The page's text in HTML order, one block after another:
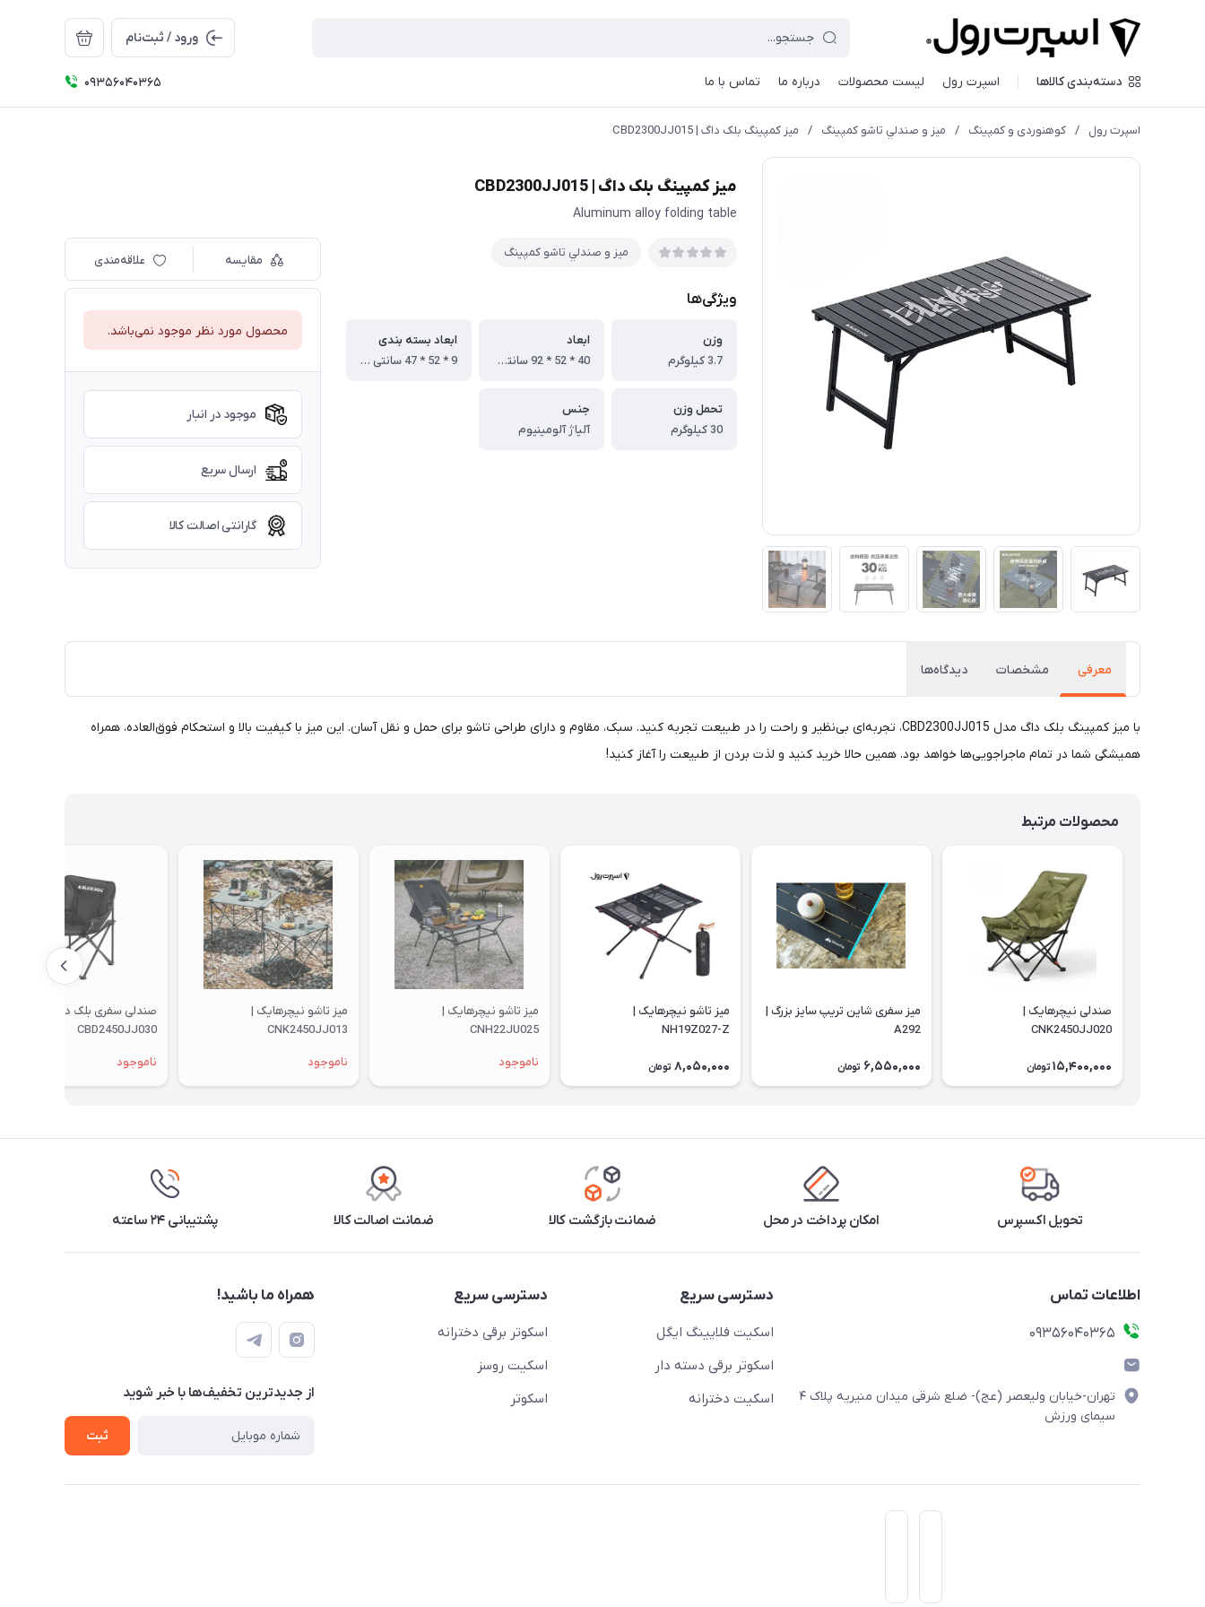
ورود / ثبت‌نام
دسته‌بندی کالاها اسپرت رول لیست محصولات درباره ما تماس با ما 09356040365
اسپرت رول / کوهنوردی و کمپینگ / ميز و صندلي تاشو كمپينگ / میز کمپینگ بلک داگ | CBD2300JJ015
میز کمپینگ بلک داگ | CBD2300JJ015
Aluminum alloy folding table
ميز و صندلي تاشو كمپينگ
ویژگی‌ها
وزن
3.7 کیلوگرم
ابعاد
40 * 52 * 92 سانتی متر
ابعاد بسته بندی
9 * 52 * 47 سانتی متر
تحمل وزن
30 کیلوگرم
جنس
آلیاژ آلومینیوم
مقایسه علاقه‌مندی
محصول مورد نظر موجود نمی‌باشد.
موجود در انبار
ارسال سریع
گارانتی اصالت کالا
معرفی مشخصات دیدگاه‌ها
با میز کمپینگ بلک داگ مدل CBD2300JJ015، تجربه‌ای بی‌نظیر و راحت را در طبیعت تجربه کنید. سبک، مقاوم و دارای طراحی تاشو برای حمل و نقل آسان. این میز با کیفیت بالا و استحکام فوق‌العاده، همراه
همیشگی شما در تمام ماجراجویی‌ها خواهد بود. همین حالا خرید کنید و لذت بردن از طبیعت را آغاز کنید!
محصولات مرتبط
صندلی نیچرهایک |
CNK2450JJ020
15,400,000 تومان
میز سفری شاین تریپ سایز بزرگ |
A292
6,550,000 تومان
میز تاشو نیچرهایک |
NH19Z027-Z
8,050,000 تومان
میز تاشو نیچرهایک |
CNH22JU025
ناموجود
میز تاشو نیچرهایک |
CNK2450JJ013
ناموجود
صندلی سفری بلک داگ |
CBD2450JJ030
ناموجود
تحویل اکسپرس امکان پرداخت در محل ضمانت بازگشت کالا ضمانت اصالت کالا پشتیبانی ۲۴ ساعته
اطلاعات تماس
۰۹۳۵۶۰۴۰۳۶۵
تهران-خیابان ولیعصر (عج)- ضلع شرقی میدان منیریه پلاک ۴
سیمای ورزش
دسترسی سریع
اسکیت فلایینگ ایگل
اسکوتر برقی دسته دار
اسکیت دخترانه
دسترسی سریع
اسکوتر برقی دخترانه
اسکیت روسز
اسکوتر
همراه ما باشید!
از جدید‌ترین تخفیف‌ها با‌ خبر شوید
ثبت